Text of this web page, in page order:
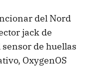
del Nord
jack de
de huellas
OxygenOS